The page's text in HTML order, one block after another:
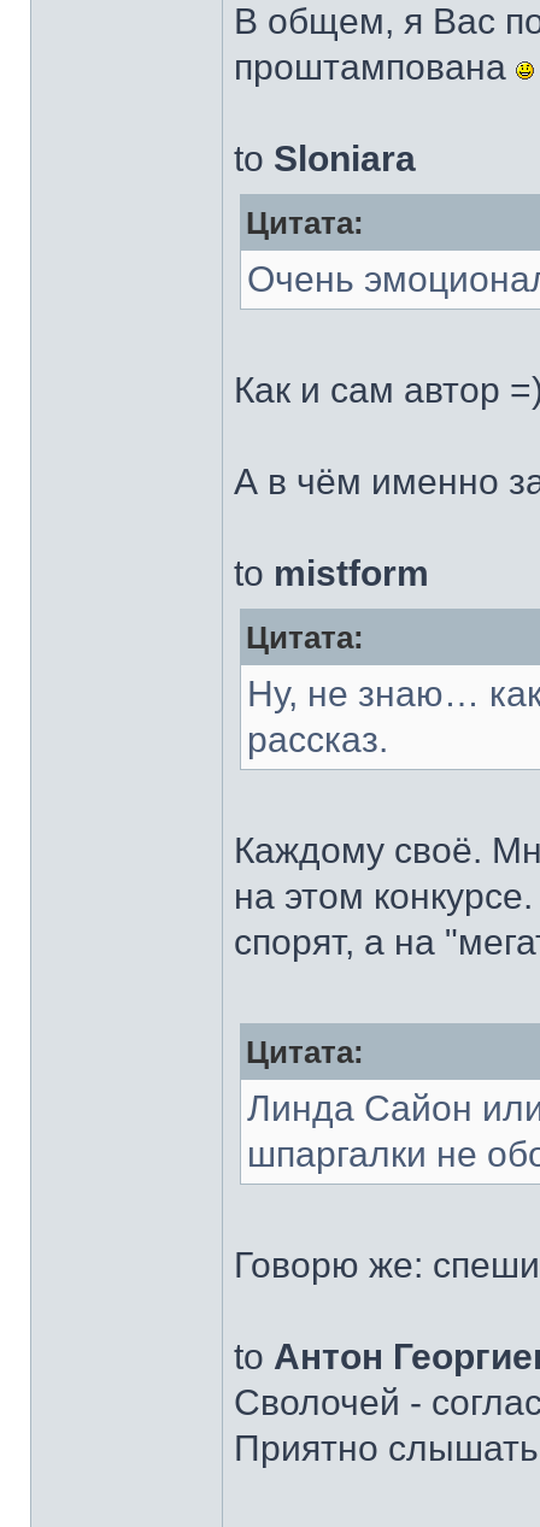
В общем, я Вас
проштампована
to Sloniara
Цитата:
Очень
Как и сам автор
А в чём именно
to mistform
Цитата:
Ну, не знаю…
рассказ.
Каждому своё.
на этом
спорят, а на
Цитата:
Линда Сайон
шпаргалки не
Говорю же:
to Антон
Сволочей -
Приятно